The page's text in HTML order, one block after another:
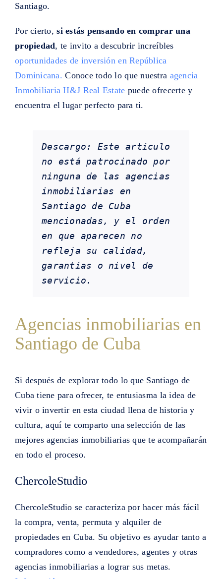
Santiago.
Por cierto,si estás pensando en comprar una
propiedad, te invito a descubrir increíbles
oportunidades de inversión en República
Dominicana. Conoce todo lo que nuestra agencia
Inmobiliaria H&J Real Estate puede ofrecerte y
encuentra el lugar perfecto para ti.
Descargo: Este artículo
no está patrocinado por
ninguna de las agencias
inmobiliarias en
Santiago de Cuba
mencionadas, y el orden
en que aparecen no
refleja su calidad,
garantías o nivel de
servicio.
Agencias inmobiliarias en
Santiago de Cuba
Si después de explorar todo lo que Santiago de
Cuba tiene para ofrecer, te entusiasma la idea de
vivir o invertir en esta ciudad llena de historia y
cultura, aquí te comparto una selección de las
mejores agencias inmobiliarias que te acompañarán
en todo el proceso.
ChercoleStudio
ChercoleStudio se caracteriza por hacer más fácil
la compra, venta, permuta y alquiler de
propiedades en Cuba. Su objetivo es ayudar tanto a
compradores como a vendedores, agentes y otras
agencias inmobiliarias a lograr sus metas.